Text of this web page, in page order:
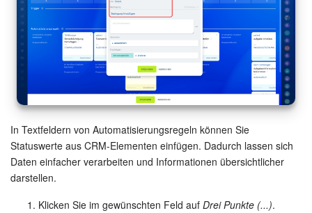
In Textfeldern von Automatisierungsregeln können Sie
Statuswerte aus CRM-Elementen einfügen. Dadurch lassen sich
Daten einfacher verarbeiten und Informationen übersichtlicher
darstellen.
Klicken Sie im gewünschten Feld auf Drei Punkte (...).